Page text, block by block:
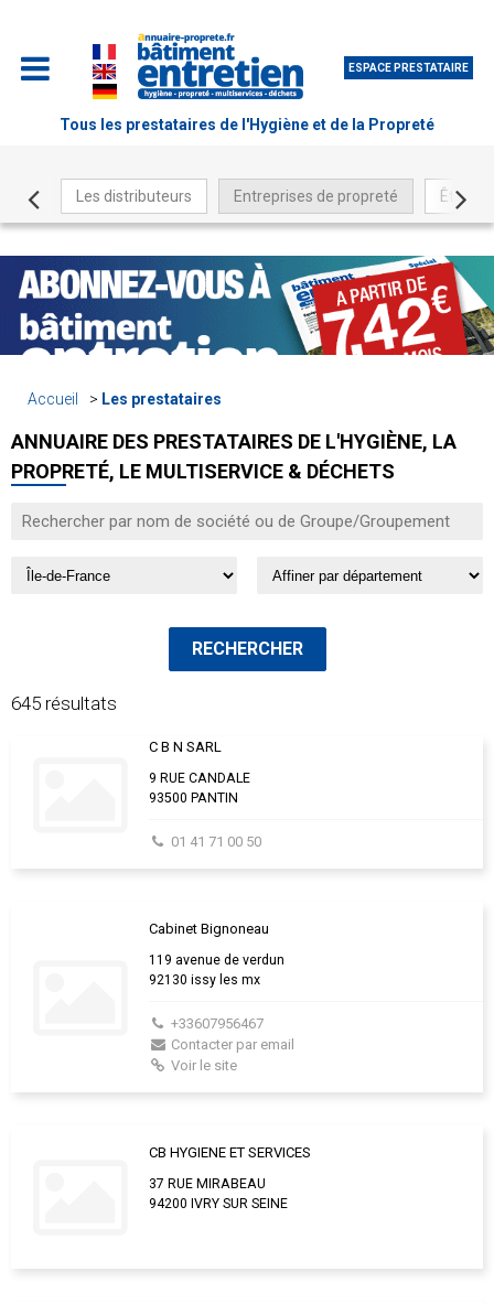
ESPACE PRESTATAIRE
Tous les prestataires de l'Hygiène et de la Propreté
Les distributeurs Entreprises de propreté Être
Accueil Les prestataires
ANNUAIRE DES PRESTATAIRES DE L'HYGIÈNE, LA
PROPRETÉ, LE MULTISERVICE & DÉCHETS
645 résultats
C B N SARL
9 RUE CANDALE
93500 PANTIN
01 41 71 00 50
Cabinet Bignoneau
119 avenue de verdun
92130 issy les mx
+33607956467
Contacter par email
Voir le site
CB HYGIENE ET SERVICES
37 RUE MIRABEAU
94200 IVRY SUR SEINE